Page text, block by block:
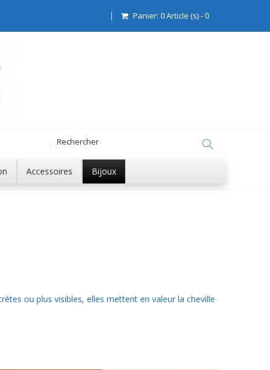
Panier: 0Article (s)-0
Accessoires Bijoux
ou plus visibles, elles mettent en valeur la cheville